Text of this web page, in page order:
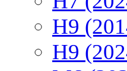
H9
H9